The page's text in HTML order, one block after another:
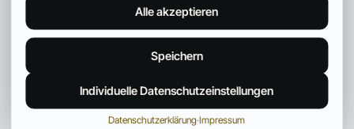
Alle akzeptieren
Speichern
Individuelle Datenschutzeinstellungen
Datenschutzerklärung·Impressum